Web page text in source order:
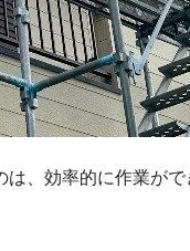
、効率的に作業が